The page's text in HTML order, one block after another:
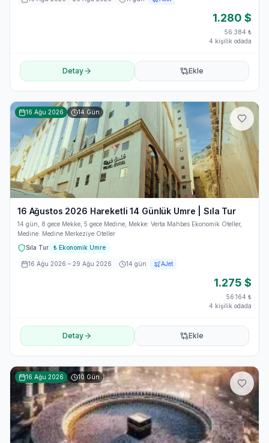
1.280 $
56.384 ₺
4 kişilik odada
Detay Ekle
16 Ağu 2026 14 Gün
16 Ağustos 2026 Hareketli 14 Günlük Umre | Sıla Tur
14 gün, 8 gece Mekke, 5 gece Medine, Mekke: Verta Mahbes Ekonomik Oteller,
Medine: Medine Merkeziye Oteller
Sıla Tur
₺ Ekonomik Umre
16 Ağu 2026 – 29 Ağu 2026 14 gün AJet
1.275 $
56.164 ₺
4 kişilik odada
Detay Ekle
16 Ağu 2026 10Gün